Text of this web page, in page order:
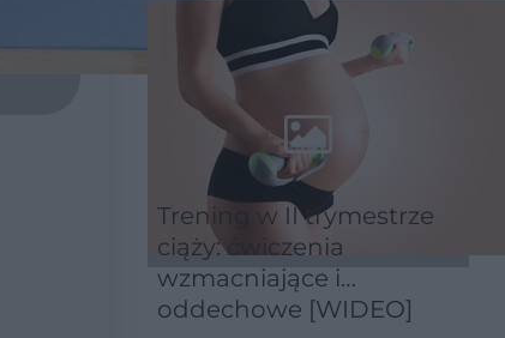
Trening w II trymestrze
ciąży: ćwiczenia
wzmacniające i
oddechowe [WIDEO]